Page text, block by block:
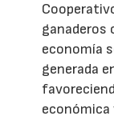
ganaderos
economía
generada
económica